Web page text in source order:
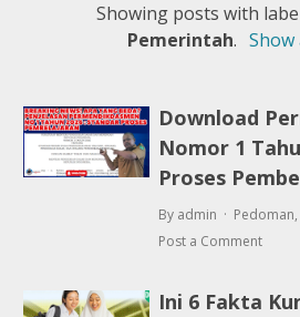
Showing posts with
Pemerintah. Show
Download
Nomor 1
Proses
By admin Pedoman,
Post a Comment
Ini 6 Fakta